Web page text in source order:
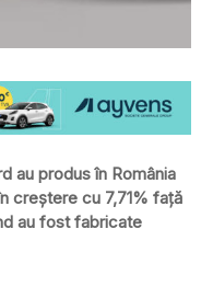
au produs în România
creştere cu 7,71% faţă
au fost fabricate